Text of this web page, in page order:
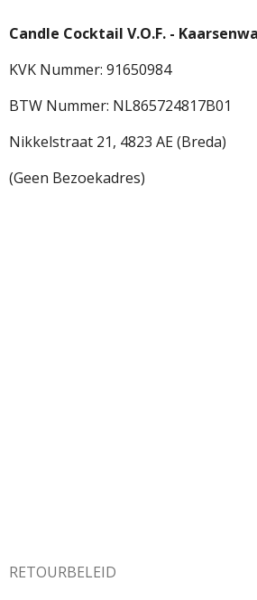
Candle Cocktail V.O.F. -
KVK Nummer: 91650984
BTW Nummer: NL865724817B01
Nikkelstraat 21, 4823 AE (Breda)
(Geen Bezoekadres)
RETOURBELEID